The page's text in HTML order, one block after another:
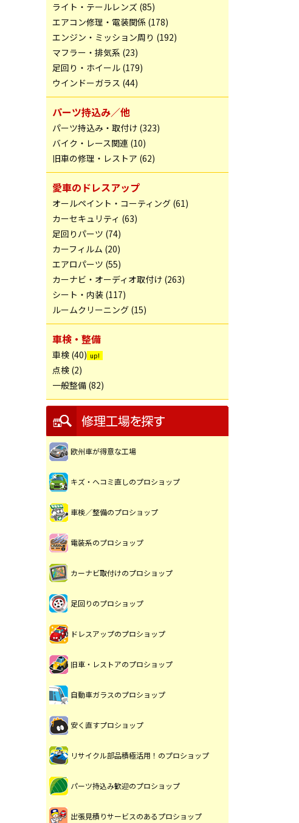
ライト・テールレンズ (85)
エアコン修理・電装関係 (178)
エンジン・ミッション周り (192)
マフラー・排気系 (23)
足回り・ホイール (179)
ウインドーガラス (44)
パーツ持込み／他
パーツ持込み・取付け (323)
バイク・レース関連 (10)
旧車の修理・レストア (62)
愛車のドレスアップ
オールペイント・コーティング (61)
カーセキュリティ (63)
足回りパーツ (74)
カーフィルム (20)
エアロパーツ (55)
カーナビ・オーディオ取付け (263)
シート・内装 (117)
ルームクリーニング (15)
車検・整備
車検 (40)
点検 (2)
一般整備 (82)
欧州車が得意な工場
キズ・ヘコミ直しのプロショップ
車検／整備のプロショップ
電装系のプロショップ
カーナビ取付けのプロショップ
足回りのプロショップ
ドレスアップのプロショップ
旧車・レストアのプロショップ
自動車ガラスのプロショップ
安く直すプロショップ
リサイクル部品積極活用！のプロショップ
パーツ持込み歓迎のプロショップ
出張見積りサービスのあるプロショップ